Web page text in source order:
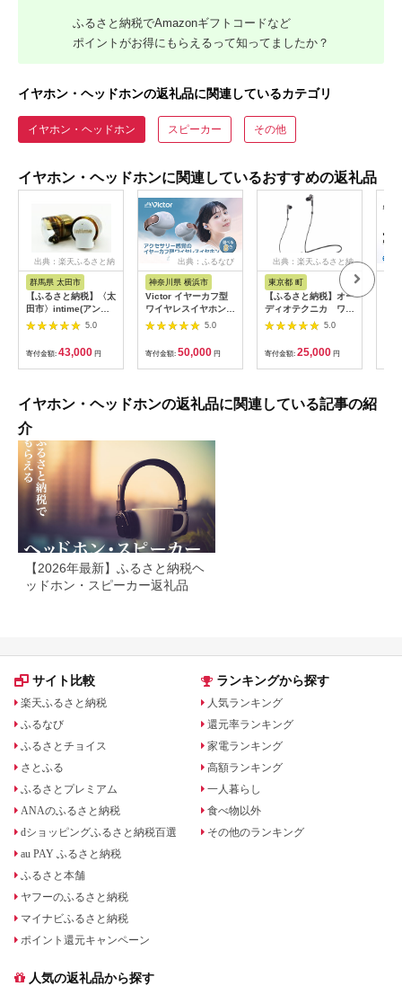
ふるさと納税でAmazonギフトコードなど
ポイントがお得にもらえるって知ってましたか？
イヤホン・ヘッドホンの返礼品に関連しているカテゴリ
イヤホン・ヘッドホン スピーカー その他
イヤホン・ヘッドホンに関連しているおすすめの返礼品
出典：楽天ふるさと納
群馬県 太田市
【ふるさと納税】〈太
田市〉intime(アンテ
ィーム)雅MarkII
Type-P【1461142】
5.0
寄付金額: 43,000 円
出典：ふるなび
神奈川県 横浜市
Victor イヤーカフ型
ワイヤレスイヤホン
HA-NP1T-W オフホワ
イト イヤホン
AJZ0014VC05
5.0
寄付金額: 50,000 円
出典：楽天ふるさと納
東京都 町
【ふるさと納税】オー
ディオテクニカ ワイ
ヤレスイヤホンATH-
CKS660XBT GM（ガ
ンメタリック）
5.0
寄付金額: 25,000 円
イヤホン・ヘッドホンの返礼品に関連している記事の紹
介
【2026年最新】ふるさと納税ヘ
ッドホン・スピーカー返礼品
サイト比較
楽天ふるさと納税
ふるなび
ふるさとチョイス
さとふる
ふるさとプレミアム
ANAのふるさと納税
dショッピングふるさと納税百選
au PAY ふるさと納税
ふるさと本舗
ヤフーのふるさと納税
マイナビふるさと納税
ポイント還元キャンペーン
ランキングから探す
人気ランキング
還元率ランキング
家電ランキング
高額ランキング
一人暮らし
食べ物以外
その他のランキング
人気の返礼品から探す